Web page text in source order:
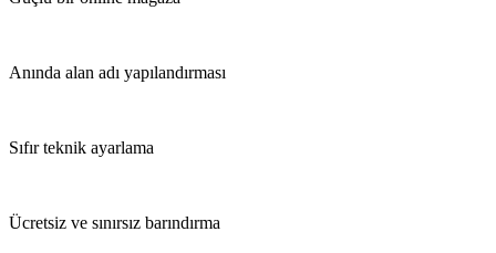
Anında alan adı yapılandırması
Sıfır teknik ayarlama
Ücretsiz ve sınırsız barındırma